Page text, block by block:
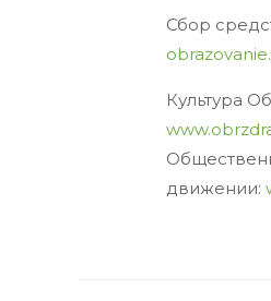
Сбор
Культура
движении: